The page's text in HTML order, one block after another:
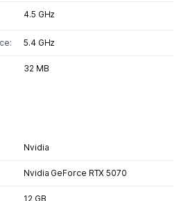
4.5 GHz
5.4 GHz
32 MB
Nvidia
Nvidia GeForce RTX 5070
12 GB